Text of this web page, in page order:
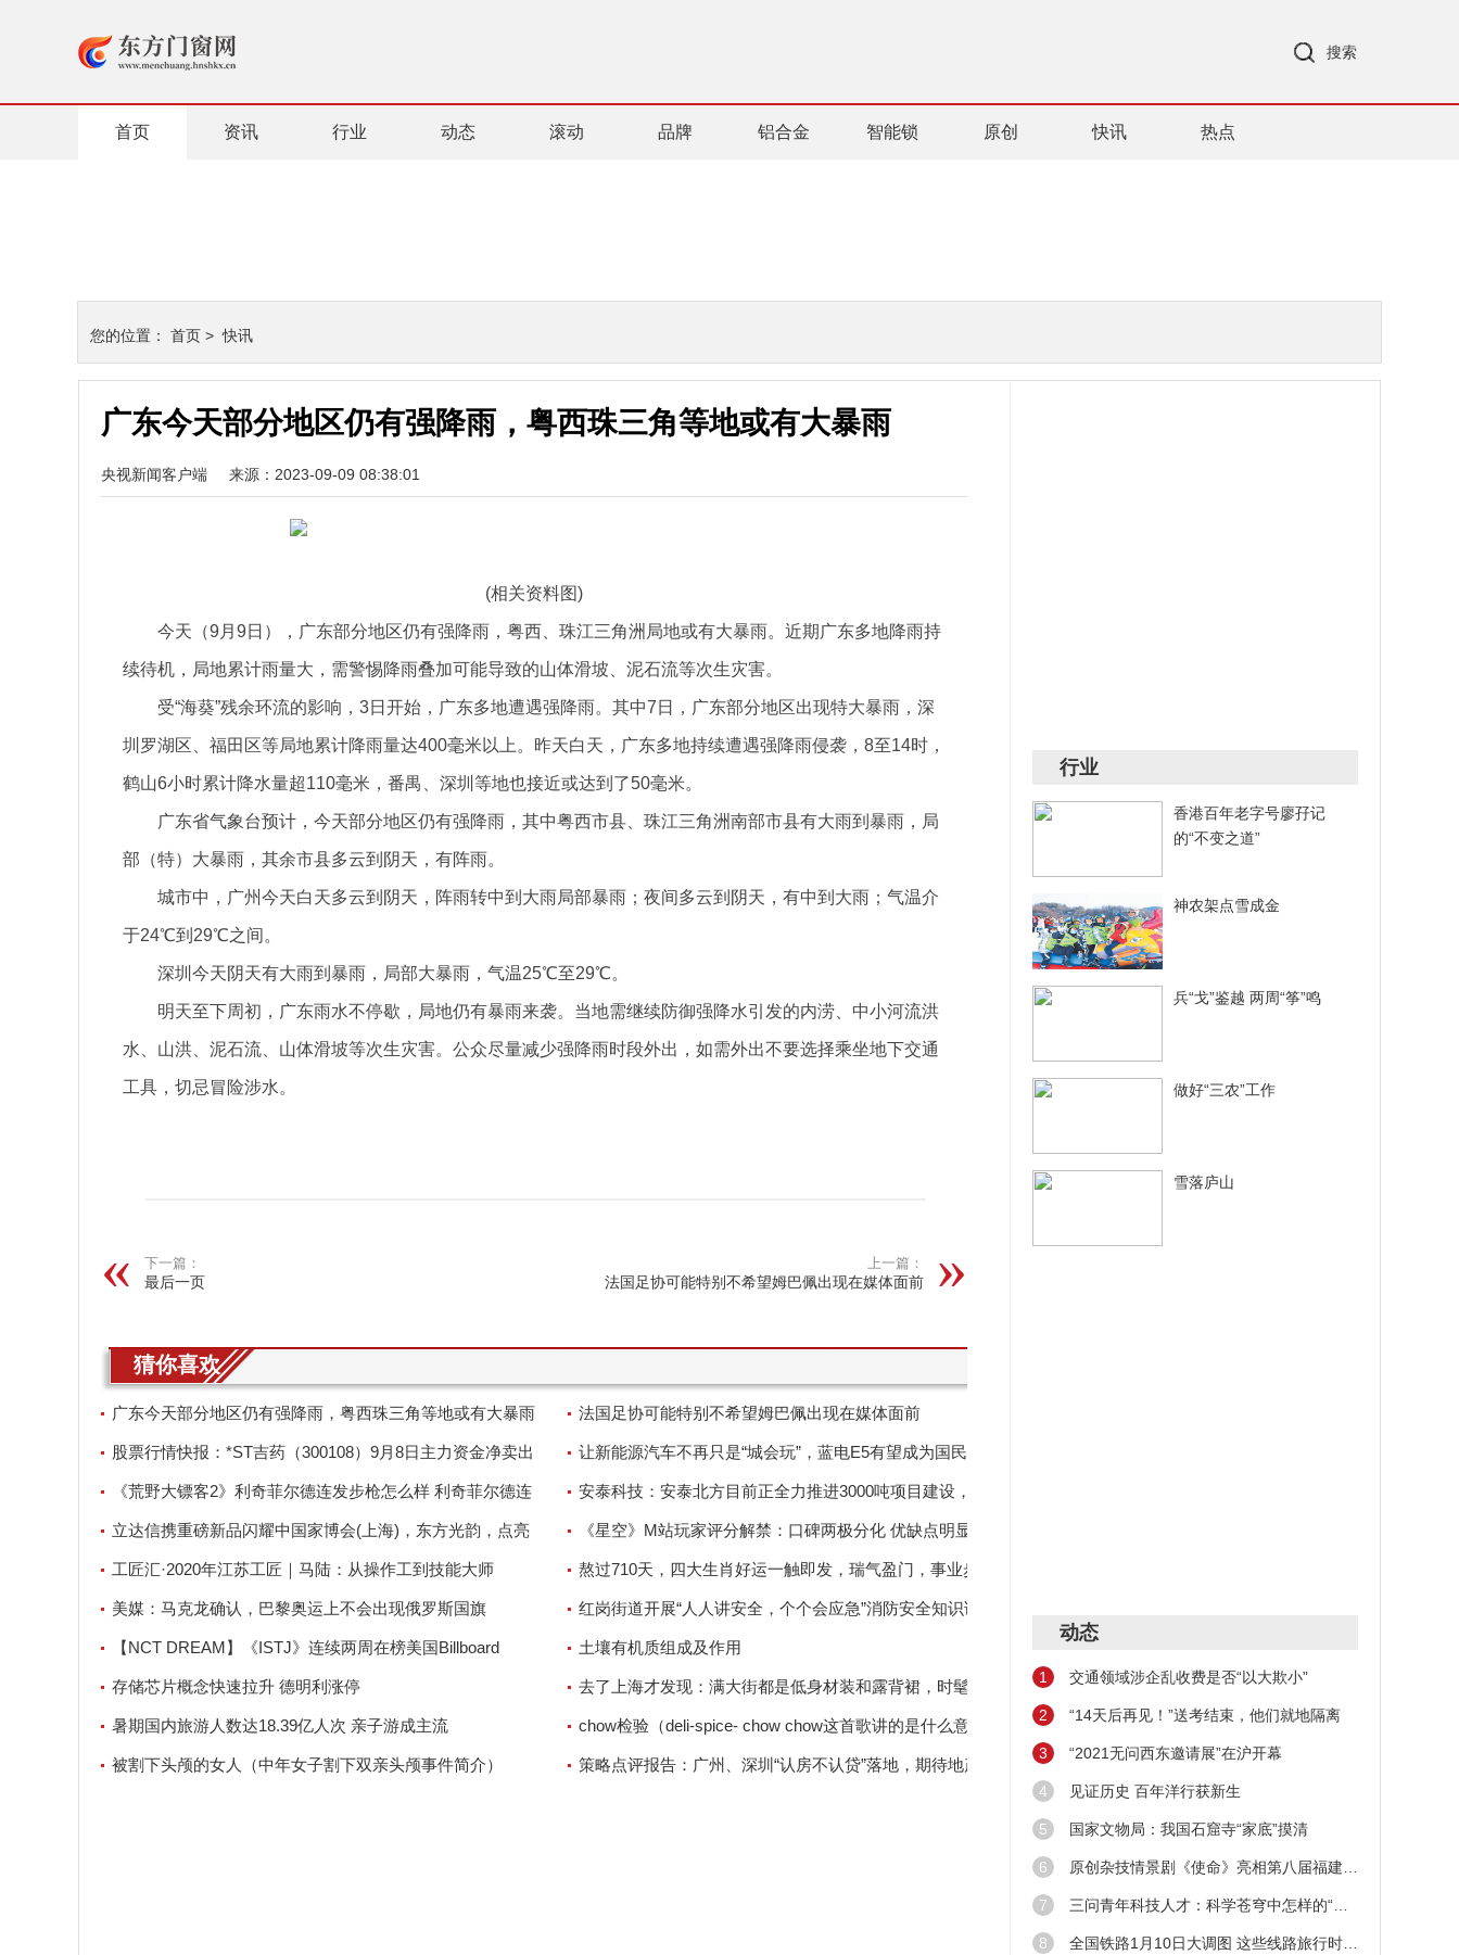
搜索
首页 资讯 行业 动态 滚动 品牌 铝合金 智能锁 原创 快讯 热点
您的位置： 首页 >快讯
广东今天部分地区仍有强降雨，粤西珠三角等地或有大暴雨
央视新闻客户端 来源：2023-09-09 08:38:01
(相关资料图)
今天（9月9日），广东部分地区仍有强降雨，粤西、珠江三角洲局地或有大暴雨。近期广东多地降雨持
续待机，局地累计雨量大，需警惕降雨叠加可能导致的山体滑坡、泥石流等次生灾害。
受“海葵”残余环流的影响，3日开始，广东多地遭遇强降雨。其中7日，广东部分地区出现特大暴雨，深
圳罗湖区、福田区等局地累计降雨量达400毫米以上。昨天白天，广东多地持续遭遇强降雨侵袭，8至14时，
鹤山6小时累计降水量超110毫米，番禺、深圳等地也接近或达到了50毫米。
广东省气象台预计，今天部分地区仍有强降雨，其中粤西市县、珠江三角洲南部市县有大雨到暴雨，局
部（特）大暴雨，其余市县多云到阴天，有阵雨。
城市中，广州今天白天多云到阴天，阵雨转中到大雨局部暴雨；夜间多云到阴天，有中到大雨；气温介
于24℃到29℃之间。
深圳今天阴天有大雨到暴雨，局部大暴雨，气温25℃至29℃。
明天至下周初，广东雨水不停歇，局地仍有暴雨来袭。当地需继续防御强降水引发的内涝、中小河流洪
水、山洪、泥石流、山体滑坡等次生灾害。公众尽量减少强降雨时段外出，如需外出不要选择乘坐地下交通
工具，切忌冒险涉水。
下一篇：
最后一页
上一篇：
法国足协可能特别不希望姆巴佩出现在媒体面前
猜你喜欢
广东今天部分地区仍有强降雨，粤西珠三角等地或有大暴雨 法国足协可能特别不希望姆巴佩出现在媒体面前
股票行情快报：*ST吉药（300108）9月8日主力资金净卖出
196.37万元
让新能源汽车不再只是“城会玩”，蓝电E5有望成为国民神
车？
《荒野大镖客2》利奇菲尔德连发步枪怎么样 利奇菲尔德连
发步枪获取方法
安泰科技：安泰北方目前正全力推进3000吨项目建设，部
分工艺设备正在安装调试
立达信携重磅新品闪耀中国家博会(上海)，东方光韵，点亮
中国原创设计
《星空》M站玩家评分解禁：口碑两极分化 优缺点明显
工匠汇·2020年江苏工匠｜马陆：从操作工到技能大师 熬过710天，四大生肖好运一触即发，瑞气盈门，事业步步
高升
美媒：马克龙确认，巴黎奥运上不会出现俄罗斯国旗 红岗街道开展“人人讲安全，个个会应急”消防安全知识讲座
【NCT DREAM】《ISTJ》连续两周在榜美国Billboard
200，组合生涯首张专辑做到！
土壤有机质组成及作用
存储芯片概念快速拉升 德明利涨停 去了上海才发现：满大街都是低身材装和露背裙，时髦又时
尚，好养眼
暑期国内旅游人数达18.39亿人次 亲子游成主流 chow检验（deli-spice- chow chow这首歌讲的是什么意歌词
一直是重复的大概讲的什么意思呢）
被割下头颅的女人（中年女子割下双亲头颅事件简介） 策略点评报告：广州、深圳“认房不认贷”落地，期待地产基
行业
香港百年老字号廖孖记
的“不变之道”
神农架点雪成金
兵“戈”鉴越 两周“筝”鸣
做好“三农”工作
雪落庐山
动态
1 交通领域涉企乱收费是否“以大欺小”
2 “14天后再见！”送考结束，他们就地隔离
3 “2021无问西东邀请展”在沪开幕
4 见证历史 百年洋行获新生
5 国家文物局：我国石窟寺“家底”摸清
6 原创杂技情景剧《使命》亮相第八届福建艺术节
7 三问青年科技人才：科学苍穹中怎样的“新星”在闪耀
8 全国铁路1月10日大调图 这些线路旅行时间缩短！